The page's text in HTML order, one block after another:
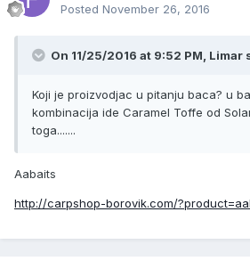
Posted November 26, 2016
On 11/25/2016 at 9:52 PM, Limar
Koji je proizvodjac u pitanju baca? u
kombinacija ide Caramel Toffe od
toga.......
Aabaits
http://carpshop-borovik.com/